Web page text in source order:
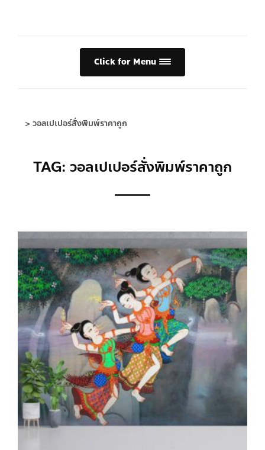
Click for Menu
>วอลเปเปอร์สั่งพิมพ์ราคาถูก
TAG: วอลเปเปอร์สั่งพิมพ์ราคาถูก